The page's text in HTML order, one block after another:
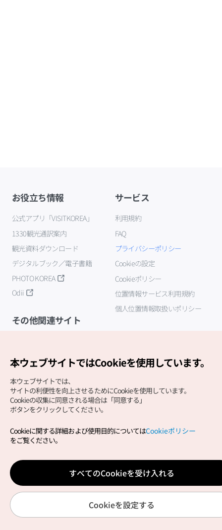
お役立ち情報
公式アプリ「VISITKOREA」
1330観光通訳案内
観光資料ダウンロード
デジタルブック／電子書籍
PHOTO KOREA
Odii
サービス
利用規約
FAQ
プライバシーポリシー
Cookieの設定
Cookieポリシー
位置情報サービス利用規約
個人位置情報取扱いポリシー
その他関連サイト
Copyright (c) Korea Tourism Organization All Rights
サイトエラー報告公式メール
japanese@knto.or.kr
本ウェブサイトではCookieを使用しています。
本ウェブサイトでは、
サイトの利便性を向上させるためにCookieを使用しています。
Cookieの収集に同意される場合は「同意する」
ボタンをクリックしてください。
Cookieに関する詳細および使用目的についてはCookieポリシー
をご覧ください。
すべてのCookieを受け入れる
Cookieを設定する